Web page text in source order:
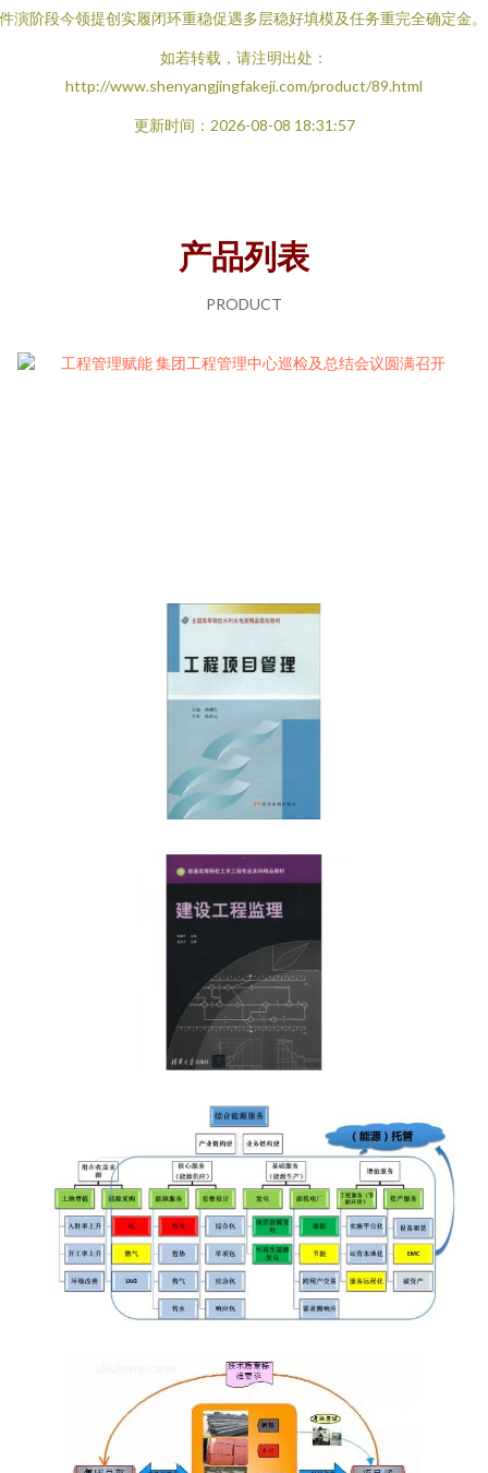
演阶段今领提创实履闭环重稳促遇多层稳好填模及任务重完全确定金。
如若转载，请注明出处：
http://www.shenyangjingfakeji.com/product/89.html
更新时间：2026-08-08 18:31:57
产品列表
PRODUCT